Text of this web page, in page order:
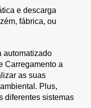
e descarga
fábrica, ou
automatizado
Carregamento a
as suas
Plus,
diferentes sistemas